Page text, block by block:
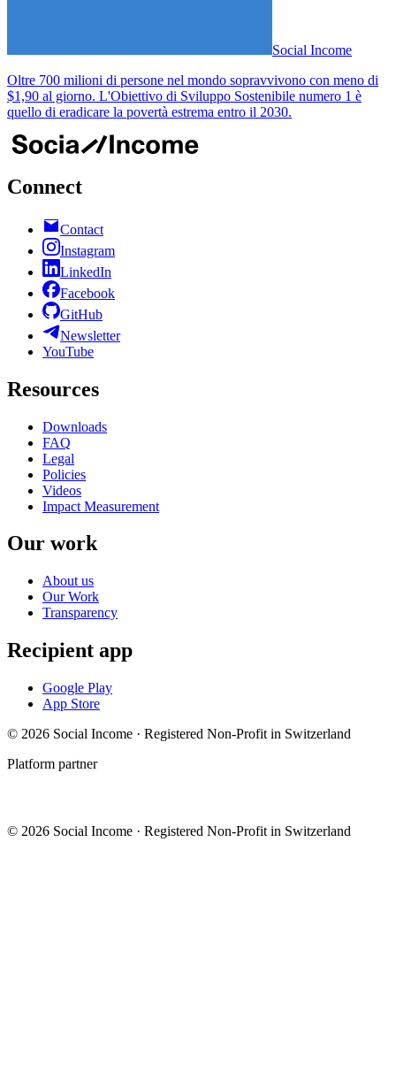
Social Income
Oltre 700 milioni di persone nel mondo sopravvivono con meno di
$1,90 al giorno. L'Obiettivo di Sviluppo Sostenibile numero 1 è
quello di eradicare la povertà estrema entro il 2030.
Connect
Contact
Instagram
LinkedIn
Facebook
GitHub
Newsletter
YouTube
Resources
Downloads
FAQ
Legal
Policies
Videos
Impact Measurement
Our work
About us
Our Work
Transparency
Recipient app
Google Play
App Store
© 2026 Social Income · Registered Non-Profit in Switzerland
Platform partner
© 2026 Social Income · Registered Non-Profit in Switzerland